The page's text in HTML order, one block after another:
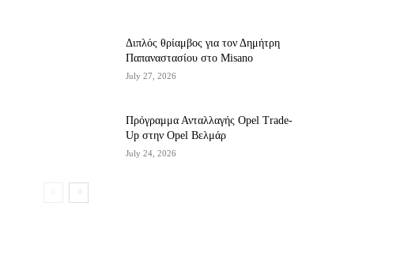
Διπλός θρίαμβος για τον Δημήτρη
Παπαναστασίου στο Misano
July 27, 2026
Πρόγραμμα Ανταλλαγής Opel Trade-
Up στην Opel Βελμάρ
July 24, 2026